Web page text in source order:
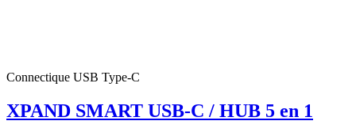
Connectique USB Type-C
XPAND SMART USB-C / HUB 5 en 1